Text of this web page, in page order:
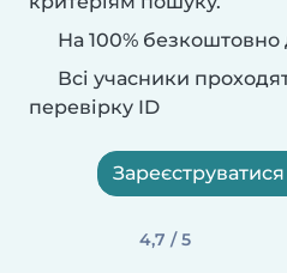
На 100% безкоштовно
Всі учасники
перевірку ID
4,7 / 5